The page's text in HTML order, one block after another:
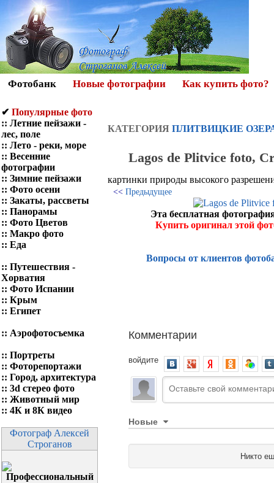
Фотобанк Новые фотографии Как купить фото?
✔ Популярные фото
:: Летние пейзажи -
лес, поле
:: Лето - реки, море
:: Весенние
фотографии
:: Зимние пейзажи
:: Фото осени
:: Закаты, рассветы
:: Панорамы
:: Фото Цветов
:: Макро фото
:: Еда
:: Путешествия -
Хорватия
:: Фото Испании
:: Крым
:: Египет
:: Аэрофотосъемка
:: Портреты
:: Фоторепортажи
:: Город, архитектура
:: 3d стерео фото
:: Животный мир
:: 4К и 8К видео
Фотограф Алексей
Строганов
КАТЕГОРИЯ ПЛИТВИЦКИЕ
Lagos de Plitvice foto,
картинки природы высокого
<< Предыдущее
Эта бесплатная
Купить оригинал этой
Вопросы от клиентов
Комментарии
войдите
Новые
Никто